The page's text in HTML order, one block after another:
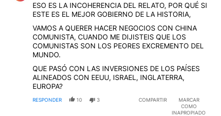
ESO ES LA INCOHERENCIA DEL RELATO, POR QUÉ SI
ESTE ES EL MEJOR GOBIERNO DE LA HISTORIA,
VAMOS A QUERER HACER NEGOCIOS CON CHINA
COMUNISTA, CUANDO ME DIJISTEIS QUE LOS
COMUNISTAS SON LOS PEORES EXCREMENTO DEL
MUNDO.
QUE PASÓ CON LAS INVERSIONES DE LOS PAÍSES
ALINEADOS CON EEUU, ISRAEL, INGLATERRA,
EUROPA?
RESPONDER 10 3 COMPARTIR
MARCAR
COMO
INAPROPIADO